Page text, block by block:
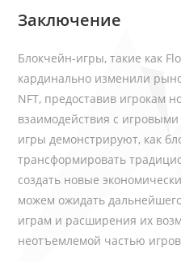
Заключение
Блокчейн-игры, такие как
кардинально изменили
NFT, предоставив игрокам
взаимодействия с
игры демонстрируют, как
трансформировать
создать новые
можем ожидать
играм и расширения их
неотъемлемой частью